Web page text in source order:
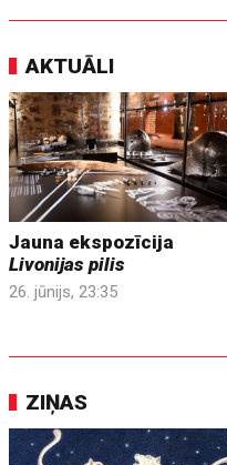
AKTUĀLI
Jauna ekspozīcija
Livonijas pilis
26. jūnijs, 23:35
ZIŅAS